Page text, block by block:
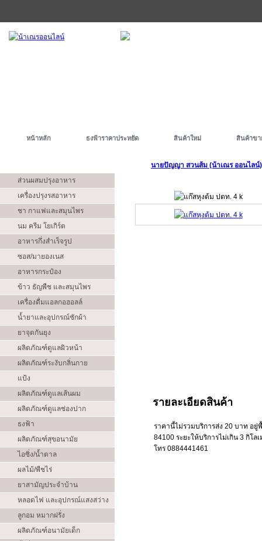
หน้าหลัก ธงฟ้าราคาประหยัด สินค้าใหม่ สินค้าขา
ส่วนผสมปรุงอาหาร
เครื่องปรุงรสอาหาร
ชา กาแฟและสมุนไพร
นม ครีม โยเกิร์ต
อาหารกึ่งสำเร็จรูป
ซอส/มายองเนส
อาหารกระป๋อง
ข้าว ธัญพืช และสมุนไพร
เครื่องดื่มแอลกอฮอลล์
น้ำยาและอุปกรณ์ซักผ้า
ยาจุดกันยุง
ผลิตภัณฑ์ดูแลผิวหน้า
ผลิตภัณฑ์ระงับกลิ่นกาย
แป้ง
ผลิตภัณฑ์ดูแลเส้นผม
ผลิตภัณฑ์ดูแลช่องปาก
ธงฟ้า
ผลิตภัณฑ์สุขอนามัย
ไอซิ่ง/น้ำตาล
ผลไม้/พืชไร่
ยาสามัญประจำบ้าน
หลอดไฟ และอุปกรณ์แสงสว่าง
ลูกอม หมากฝรั่ง
ผลิตภัณฑ์อนามัยเด็ก
นายปัญญา สวนส้ม (น้าเณร ออนไลน์
รายละเอียดสินค้า
ราคานี้ไม่รวมบริการส่ง 20 บาท อยู่
84100 ระยะให้บริการไม่เกิน 3 กิโล
โทร 0884441461